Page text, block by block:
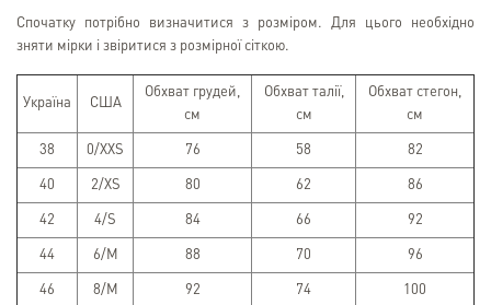
Спочатку потрібно визначитися з розміром. Для цього необхідно
зняти мірки і звіритися з розмірної сіткою.
Україна США
Обхват грудей,
см
Обхват талії,
см
Обхват стегон,
см
38 0/XXS 76 58 82
40 2/XS 80 62 86
42 4/S 84 66 92
44 6/M 88 70 96
46 8/M 92 74 100